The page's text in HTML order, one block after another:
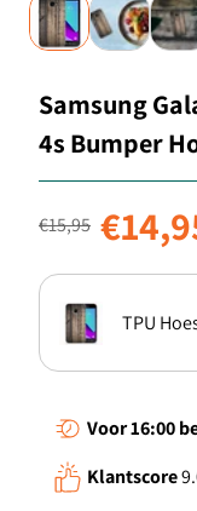
Samsung
4s Bumper
Normale prijs
€15,95
TPU
Voor 16:00
Klantscore